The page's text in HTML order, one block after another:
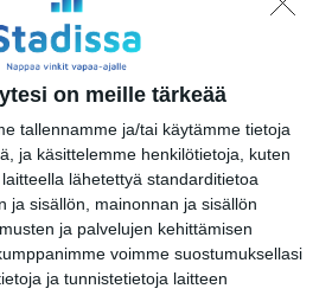
on meille tärkeää
tallennamme ja/tai käytämme tietoja
ja käsittelemme henkilötietoja, kuten
lähetettyä standarditietoa
ja sisällön, mainonnan ja sisällön
ja palvelujen kehittämisen
voimme suostumuksellasi
ja tunnistetietoja laitteen
Ensemble: Mare
Kalasatama)
klo 15:00
2026